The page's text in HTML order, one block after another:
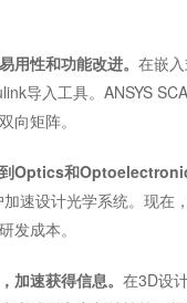
用性和功能改进。 在嵌
导入工具。ANSYS
向矩阵。
Optics和
速设计光学系统。现在
发成本。
加速获得信息。 在3D设